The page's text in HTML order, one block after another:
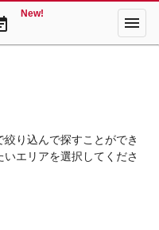
New! menu
り込んで探すことができ
エリアを選択してくださ